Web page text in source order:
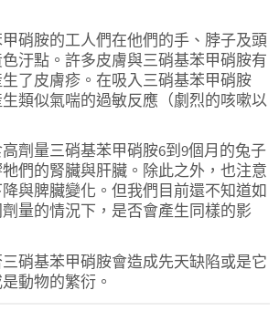
硝胺的工人們在他們的手、脖子及頭
汙點。許多皮膚與三硝基苯甲硝胺有
了皮膚疹。在吸入三硝基苯甲硝胺
類似氣喘的過敏反應（劇烈的咳嗽以
劑量三硝基苯甲硝胺6到9個月的兔子
們的腎臟與肝臟。除此之外，也注意
與脾臟變化。但我們目前還不知道如
量的情況下，是否會產生同樣的影
硝基苯甲硝胺會造成先天缺陷或是它
動物的繁衍。